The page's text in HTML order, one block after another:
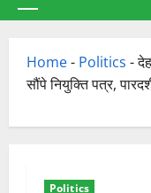
प्राथमिक
Home- Politics -
सौंपे नियुक्ति पत्र,
Politics